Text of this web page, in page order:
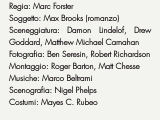
Regia: Marc Forster
Soggetto: Max Brooks (romanzo)
Sceneggiatura: Damon Lindelof, Drew
Goddard, Matthew Michael Carnahan
Fotografia: Ben Seresin, Robert Richardson
Montaggio: Roger Barton, Matt Chesse
Musiche: Marco Beltrami
Scenografia: Nigel Phelps
Costumi: Mayes C. Rubeo